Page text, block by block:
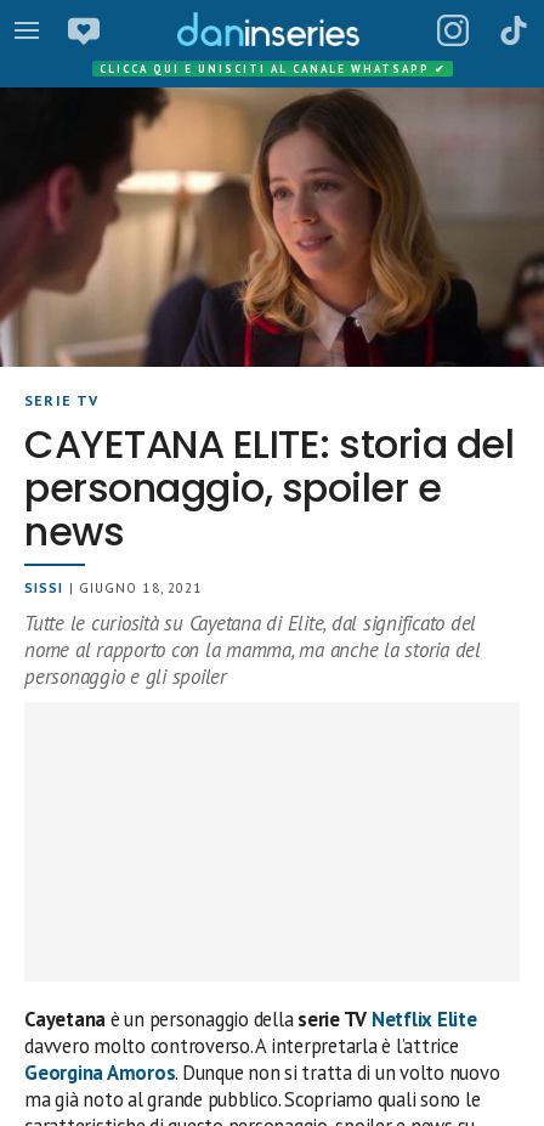
CLICCA QUI E UNISCITI AL CANALE WHATSAPP ✔
SERIE TV
CAYETANA ELITE: storia del
personaggio, spoiler e
news
SISSI | GIUGNO 18, 2021
Tutte le curiosità su Cayetana di Elite, dal significato del
nome al rapporto con la mamma, ma anche la storia del
personaggio e gli spoiler
Cayetanaè un personaggio dellaserie TV Netflix Elite
davvero molto controverso. A interpretarla è l’attrice
Georgina Amoros. Dunque non si tratta di un volto nuovo
ma già noto al grande pubblico. Scopriamo quali sono le